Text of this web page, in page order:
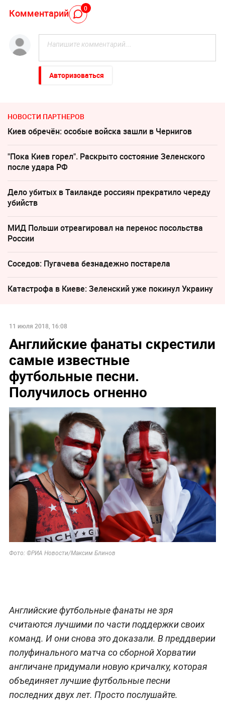
Комментарий 0
Авторизоваться
НОВОСТИ ПАРТНЕРОВ
Киев обречён: особые войска зашли в Чернигов
"Пока Киев горел". Раскрыто состояние Зеленского
после удара РФ
Дело убитых в Таиланде россиян прекратило череду
убийств
МИД Польши отреагировал на перенос посольства
России
Соседов: Пугачева безнадежно постарела
Катастрофа в Киеве: Зеленский уже покинул Украину
11 июля 2018, 16:08
Английские фанаты скрестили
самые известные
футбольные песни.
Получилось огненно
Фото: ©РИА Новости/Максим Блинов
Английские футбольные фанаты не зря
считаются лучшими по части поддержки своих
команд. И они снова это доказали. В преддверии
полуфинального матча со сборной Хорватии
англичане придумали новую кричалку, которая
объединяет лучшие футбольные песни
последних двух лет. Просто послушайте.